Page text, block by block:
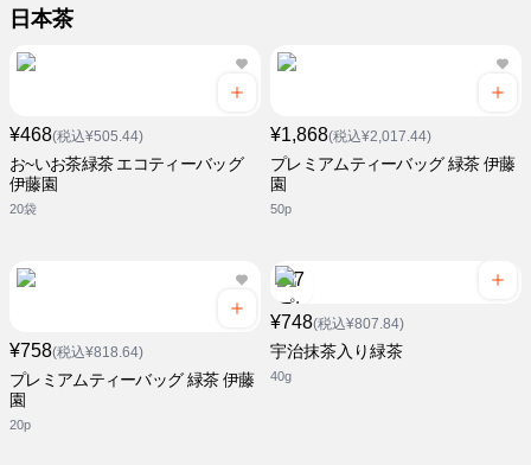
日本茶
¥468(税込¥505.44)
お~いお茶緑茶 エコティーバッグ
伊藤園
20袋
¥1,868(税込¥2,017.44)
プレミアムティーバッグ 緑茶 伊藤
園
50p
¥758(税込¥818.64)
プレミアムティーバッグ 緑茶 伊藤
園
20p
¥748(税込¥807.84)
宇治抹茶入り緑茶
40g